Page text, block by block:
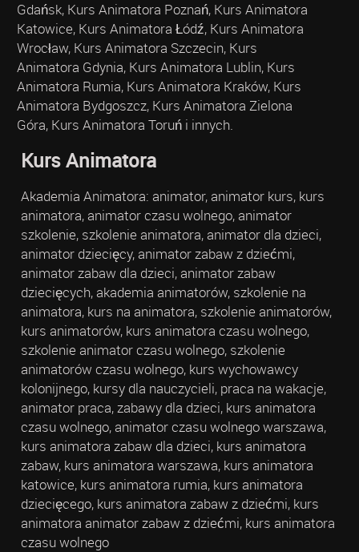
Gdańsk, Kurs Animatora Poznań, Kurs Animatora
Katowice, Kurs Animatora Łódź, Kurs Animatora
Wrocław, Kurs Animatora Szczecin, Kurs
Animatora Gdynia, Kurs Animatora Lublin, Kurs
Animatora Rumia, Kurs Animatora Kraków, Kurs
Animatora Bydgoszcz, Kurs Animatora Zielona
Góra, Kurs Animatora Toruń i innych.
Kurs Animatora
Akademia Animatora: animator, animator kurs, kurs
animatora, animator czasu wolnego, animator
szkolenie, szkolenie animatora, animator dla dzieci,
animator dziecięcy, animator zabaw z dziećmi,
animator zabaw dla dzieci, animator zabaw
dziecięcych, akademia animatorów, szkolenie na
animatora, kurs na animatora, szkolenie animatorów,
kurs animatorów, kurs animatora czasu wolnego,
szkolenie animator czasu wolnego, szkolenie
animatorów czasu wolnego, kurs wychowawcy
kolonijnego, kursy dla nauczycieli, praca na wakacje,
animator praca, zabawy dla dzieci, kurs animatora
czasu wolnego, animator czasu wolnego warszawa,
kurs animatora zabaw dla dzieci, kurs animatora
zabaw, kurs animatora warszawa, kurs animatora
katowice, kurs animatora rumia, kurs animatora
dziecięcego, kurs animatora zabaw z dziećmi, kurs
animatora animator zabaw z dziećmi, kurs animatora
czasu wolnego